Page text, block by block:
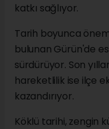
katkı sağlıyor.
Tarih boyunca
bulunan Gürün'de
sürdürüyor. Son
hareketlilik ise ilçe
kazandırıyor.
Köklü tarihi, zengin